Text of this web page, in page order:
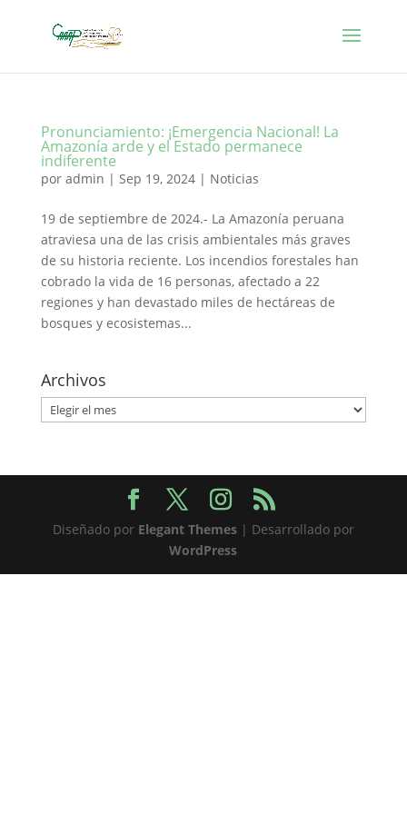
Pronunciamiento: ¡Emergencia Nacional! La
Amazonía arde y el Estado permanece
indiferente
por admin | Sep 19, 2024| Noticias
19 de septiembre de 2024.- La Amazonía peruana
atraviesa una de las crisis ambientales más graves
de su historia reciente. Los incendios forestales han
cobrado la vida de 16 personas, afectado a 22
regiones y han devastado miles de hectáreas de
bosques y ecosistemas...
Archivos
Archivos
Diseñado por Elegant Themes| Desarrollado por
WordPress